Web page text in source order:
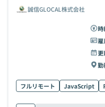
誠信GLOCAL株式会社
時
更
勤
フルリモート JavaScript